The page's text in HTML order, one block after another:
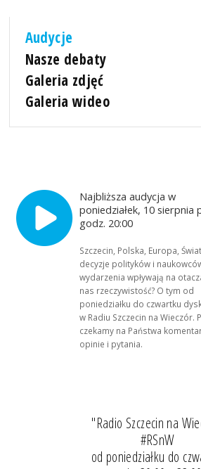
Audycje
Nasze debaty
Galeria zdjęć
Galeria wideo
Najbliższa audycja w
poniedziałek, 10 sierpnia
godz. 20:00
Szczecin, Polska, Europa,
decyzje polityków i
wydarzenia wpływają na
nas rzeczywistość? O tym od
poniedziałku do czwartku
w Radiu Szczecin na Wieczór.
czekamy na Państwa
opinie i pytania.
"Radio Szczecin na
#RSnW
od poniedziałku do